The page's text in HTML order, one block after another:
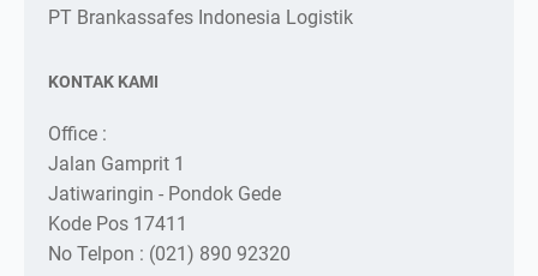
PT Brankassafes Indonesia Logistik
KONTAK KAMI
Office :
Jalan Gamprit 1
Jatiwaringin - Pondok Gede
Kode Pos 17411
No Telpon : (021) 890 92320